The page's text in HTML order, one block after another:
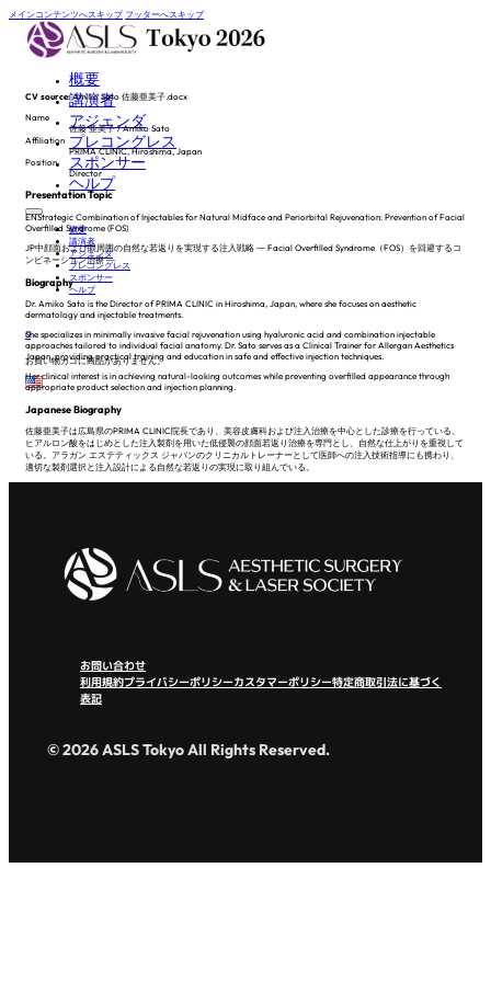
メインコンテンツへスキップ フッターへスキップ
概要
講演者
アジェンダ
プレコングレス
スポンサー
ヘルプ
概要
講演者
アジェンダ
プレコングレス
スポンサー
ヘルプ
0
お買い物カゴに商品がありません。
CV source:Amiko Sato 佐藤亜美子.docx
Name
佐藤 亜美子 / Amiko Sato
Affiliation
PRIMA CLINIC, Hiroshima, Japan
Position
Director
Presentation Topic
ENStrategic Combination of Injectables for Natural Midface and Periorbital Rejuvenation: Prevention of Facial
Overfilled Syndrome (FOS)
JP中顔面および眼周囲の自然な若返りを実現する注入戦略 ― Facial Overfilled Syndrome（FOS）を回避するコ
ンビネーション治療 ―
Biography
Dr. Amiko Sato is the Director of PRIMA CLINIC in Hiroshima, Japan, where she focuses on aesthetic
dermatology and injectable treatments.
She specializes in minimally invasive facial rejuvenation using hyaluronic acid and combination injectable
approaches tailored to individual facial anatomy. Dr. Sato serves as a Clinical Trainer for Allergan Aesthetics
Japan, providing practical training and education in safe and effective injection techniques.
Her clinical interest is in achieving natural-looking outcomes while preventing overfilled appearance through
appropriate product selection and injection planning.
Japanese Biography
佐藤亜美子は広島県のPRIMA CLINIC院長であり、美容皮膚科および注入治療を中心とした診療を行っている。
ヒアルロン酸をはじめとした注入製剤を用いた低侵襲の顔面若返り治療を専門とし、自然な仕上がりを重視して
いる。アラガン エステティックス ジャパンのクリニカルトレーナーとして医師への注入技術指導にも携わり、
適切な製剤選択と注入設計による自然な若返りの実現に取り組んでいる。
お問い合わせ
利用規約プライバシーポリシーカスタマーポリシー特定商取引法に基づく
表記
© 2026 ASLS Tokyo All Rights Reserved.